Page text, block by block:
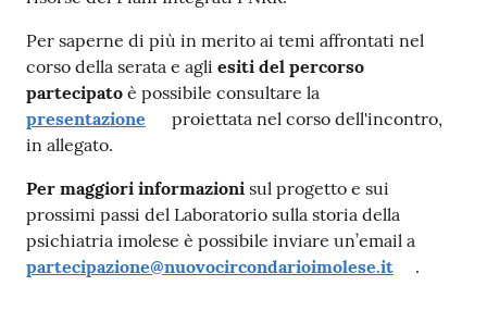
Per saperne di più in merito ai temi affrontati nel
corso della serata e agli esiti del percorso
partecipato è possibile consultare la
presentazione
proiettata nel corso dell'incontro,
in allegato.
Per maggiori informazioni sul progetto e sui
prossimi passi del Laboratorio sulla storia della
psichiatria imolese è possibile inviare un’email a
partecipazione@nuovocircondarioimolese.it
.